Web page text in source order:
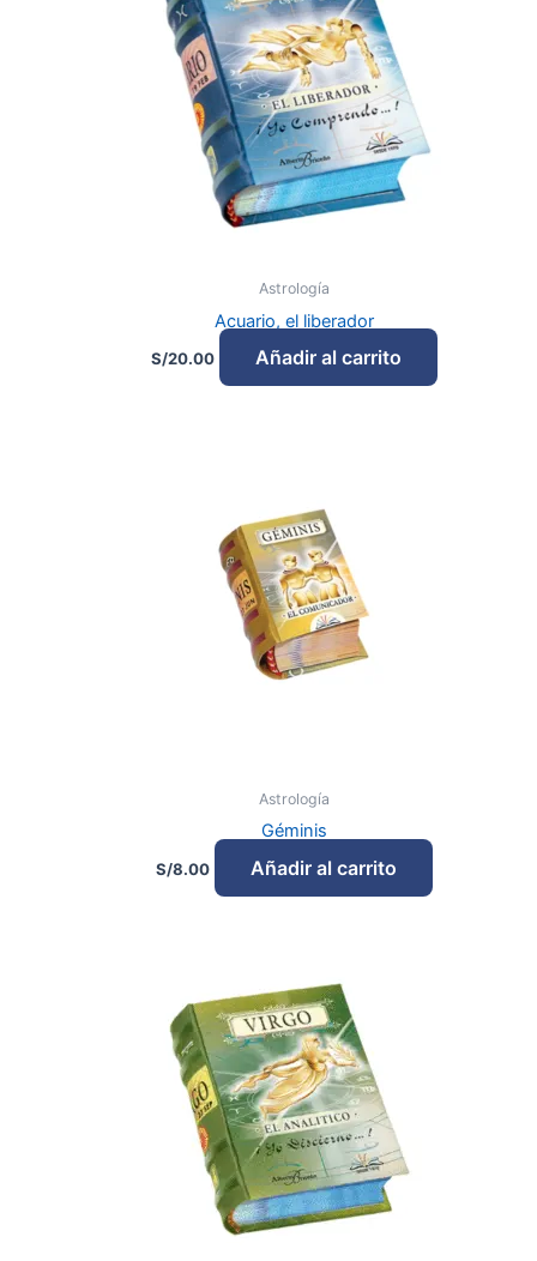
Astrología
Acuario, el liberador
S/20.00 Añadir al carrito
Astrología
Géminis
S/8.00 Añadir al carrito